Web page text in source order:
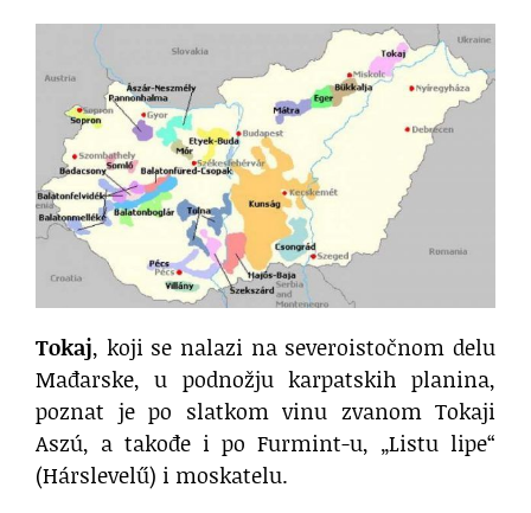
Tokaj, koji se nalazi na severoistočnom delu
Mađarske, u podnožju karpatskih planina,
poznat je po slatkom vinu zvanom Tokaji
Aszú, a takođe i po Furmint-u, „Listu lipe“
(Hárslevelű) i moskatelu.